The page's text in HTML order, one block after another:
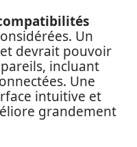
Un
devrait pouvoir
incluant
Une
intuitive et
grandement